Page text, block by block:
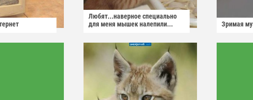
Любят...наверное специально
для меня мышек налепили...
Зримая